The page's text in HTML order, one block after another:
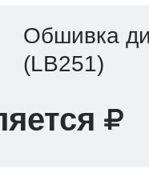
Обшивка
(LB251)